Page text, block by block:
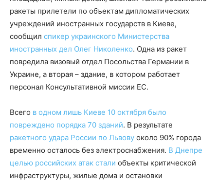
ракеты прилетели по объектам дипломатических
учреждений иностранных государств в Киеве,
сообщил спикер украинского Министерства
иностранных дел Олег Николенко. Одна из ракет
повредила визовый отдел Посольства Германии в
Украине, а вторая – здание, в котором работает
персонал Консультативной миссии ЕС.
Всего в одном лишь Киеве 10 октября было
повреждено порядка 70 зданий. В результате
ракетного удара России по Львову около 90% города
временно осталось без электроснабжения. В Днепре
целью российских атак стали объекты критической
инфраструктуры, жилые дома и остановки